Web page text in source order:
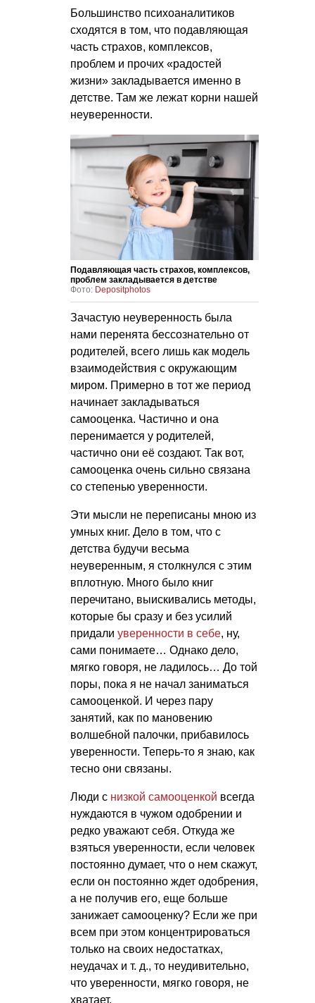
Большинство психоаналитиков
сходятся в том, что подавляющая
часть страхов, комплексов,
проблем и прочих «радостей
жизни» закладывается именно в
детстве. Там же лежат корни нашей
неуверенности.
Подавляющая часть страхов, комплексов,
проблем закладывается в детстве
Фото: Depositphotos
Зачастую неуверенность была
нами перенята бессознательно от
родителей, всего лишь как модель
взаимодействия с окружающим
миром. Примерно в тот же период
начинает закладываться
самооценка. Частично и она
перенимается у родителей,
частично они её создают. Так вот,
самооценка очень сильно связана
со степенью уверенности.
Эти мысли не переписаны мною из
умных книг. Дело в том, что с
детства будучи весьма
неуверенным, я столкнулся с этим
вплотную. Много было книг
перечитано, выискивались методы,
которые бы сразу и без усилий
придали уверенности в себе, ну,
сами понимаете… Однако дело,
мягко говоря, не ладилось… До той
поры, пока я не начал заниматься
самооценкой. И через пару
занятий, как по мановению
волшебной палочки, прибавилось
уверенности. Теперь-то я знаю, как
тесно они связаны.
Люди с низкой самооценкой всегда
нуждаются в чужом одобрении и
редко уважают себя. Откуда же
взяться уверенности, если человек
постоянно думает, что о нем скажут,
если он постоянно ждет одобрения,
а не получив его, еще больше
занижает самооценку? Если же при
всем при этом концентрироваться
только на своих недостатках,
неудачах и т. д., то неудивительно,
что уверенности, мягко говоря, не
хватает.